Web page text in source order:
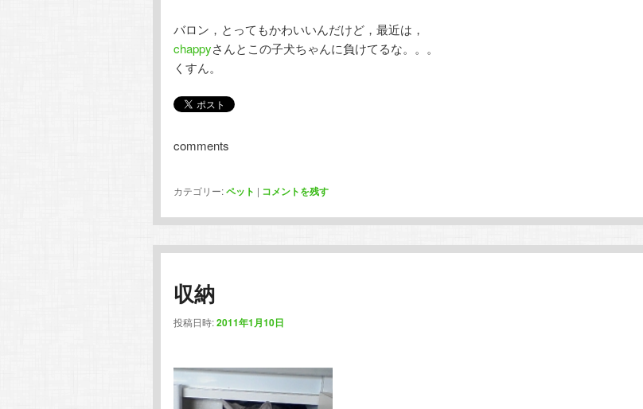
バロン，とってもかわいいんだけど，最近は，
chappyさんとこの子犬ちゃんに負けてるな。。。
くすん。
comments
カテゴリー:ペット | コメントを残す
収納
投稿日時:2011年1月10日